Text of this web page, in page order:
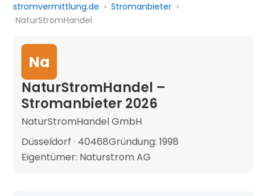
stromvermittlung.de › Stromanbieter ›
NaturStromHandel
Na
NaturStromHandel –
Stromanbieter 2026
NaturStromHandel GmbH
Düsseldorf · 40468Gründung: 1998
Eigentümer: Naturstrom AG